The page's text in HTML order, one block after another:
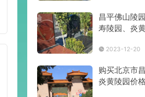
昌平佛山陵
寿陵园、炎
2023-12-20
购买北京市
炎黄陵园价